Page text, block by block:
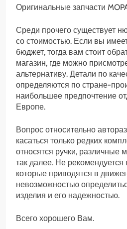
Оригинальные запчасти
Среди прочего существует
со стоимостью. Если вы
бюджет, тогда вам стоит
магазин, где можно
альтернативу. Детали по
определяются по стране-
наибольшее предпочтение
Европе.
Вопрос относительно
касаться только редких
относятся ручки, различные
так далее. Не рекомендуется
которые приводятся в
невозможностью
изделия и его надежностью.
Всего хорошего Вам.